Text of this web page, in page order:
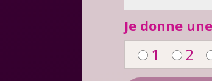
Je donne
1 2